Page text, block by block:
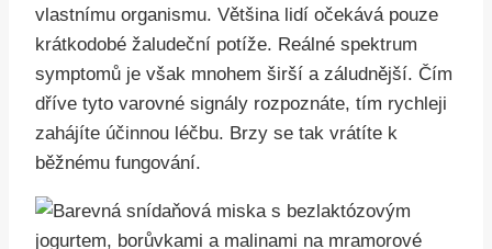
vlastnímu organismu. Většina lidí očekává pouze
krátkodobé žaludeční potíže. Reálné spektrum
symptomů je však mnohem širší a záludnější. Čím
dříve tyto varovné signály rozpoznáte, tím rychleji
zahájíte účinnou léčbu. Brzy se tak vrátíte k
běžnému fungování.